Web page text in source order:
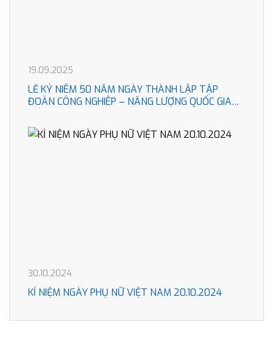
19.09.2025
LỄ KỶ NIÊM 50 NĂM NGÀY THÀNH LẬP TẬP
ĐOÀN CÔNG NGHIÊP – NĂNG LƯỢNG QUỐC GIA
30.10.2024
KỈ NIỆM NGÀY PHỤ NỮ VIỆT NAM 20.10.2024